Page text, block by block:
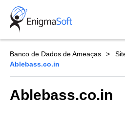
Skip
content
Banco de Dados de Ameaças
Ablebass.co.in
Ablebass.co.in